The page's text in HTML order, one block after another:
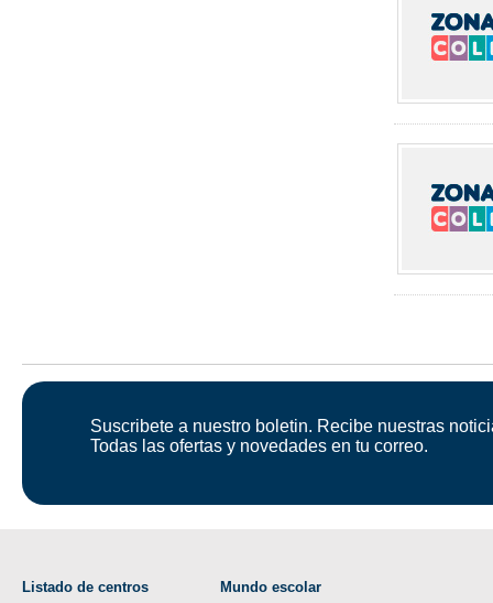
Suscribete a nuestro boletin. Recibe nuestras
Todas las ofertas y novedades en tu correo.
Listado de centros Mundo escolar